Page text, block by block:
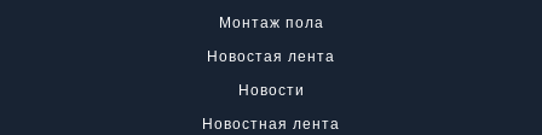
Монтаж пола
Новостая лента
Новости
Новостная лента